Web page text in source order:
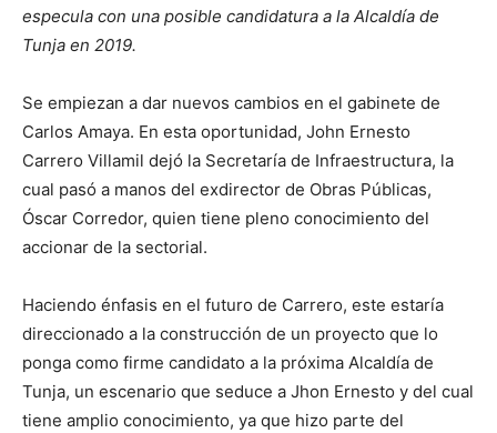
especula con una posible candidatura a la Alcaldía de
Tunja en 2019.
Se empiezan a dar nuevos cambios en el gabinete de
Carlos Amaya. En esta oportunidad, John Ernesto
Carrero Villamil dejó la Secretaría de Infraestructura, la
cual pasó a manos del exdirector de Obras Públicas,
Óscar Corredor, quien tiene pleno conocimiento del
accionar de la sectorial.
Haciendo énfasis en el futuro de Carrero, este estaría
direccionado a la construcción de un proyecto que lo
ponga como firme candidato a la próxima Alcaldía de
Tunja, un escenario que seduce a Jhon Ernesto y del cual
tiene amplio conocimiento, ya que hizo parte del